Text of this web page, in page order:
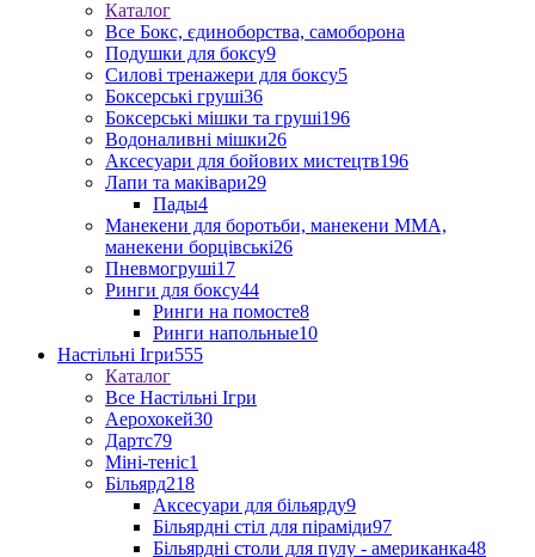
Каталог
Все Бокс, єдиноборства, самоборона
Подушки для боксу9
Силові тренажери для боксу5
Боксерські груші36
Боксерські мішки та груші196
Водоналивні мішки26
Аксесуари для бойових мистецтв196
Лапи та маківари29
Пады4
Манекени для боротьби, манекени ММА,
манекени борцівські26
Пневмогруші17
Ринги для боксу44
Ринги на помосте8
Ринги напольные10
Настільні Ігри555
Каталог
Все Настільні Ігри
Аерохокей30
Дартс79
Міні-теніс1
Більярд218
Аксесуари для більярду9
Більярдні стіл для піраміди97
Більярдні столи для пулу - американка48